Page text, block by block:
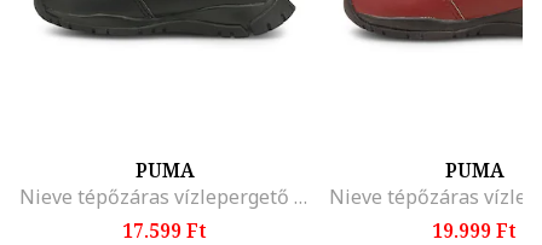
PUMA
Nieve tépőzáras vízlepergető csizma, Fekete
17.599 Ft
PUMA
19.999 Ft